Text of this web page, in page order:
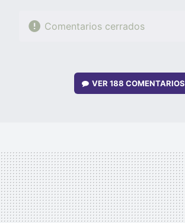
Comentarios cerrados
VER188 COMENTARIOS